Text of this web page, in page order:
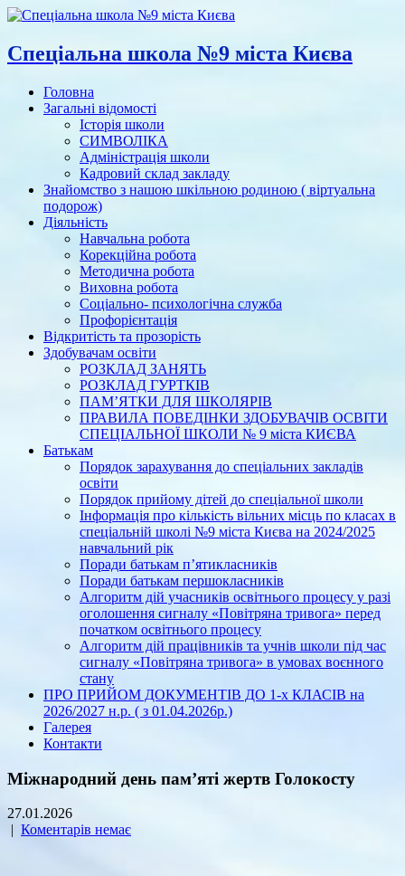
Спеціальна школа №9 міста Києва
Головна
Загальні відомості
Історія школи
СИМВОЛІКА
Адміністрація школи
Кадровий склад закладу
Знайомство з нашою шкільною родиною ( віртуальна
подорож)
Діяльність
Навчальна робота
Корекційна робота
Методична робота
Виховна робота
Соціально- психологічна служба
Профорієнтація
Відкритість та прозорість
Здобувачам освіти
РОЗКЛАД ЗАНЯТЬ
РОЗКЛАД ГУРТКІВ
ПАМ’ЯТКИ ДЛЯ ШКОЛЯРІВ
ПРАВИЛА ПОВЕДІНКИ ЗДОБУВАЧІВ ОСВІТИ
СПЕЦІАЛЬНОЇ ШКОЛИ № 9 міста КИЄВА
Батькам
Порядок зарахування до спеціальних закладів
освіти
Порядок прийому дітей до спеціальної школи
Інформація про кількість вільних місць по класах в
спеціальній школі №9 міста Києва на 2024/2025
навчальний рік
Поради батькам п’ятикласників
Поради батькам першокласників
Алгоритм дій учасників освітнього процесу у разі
оголошення сигналу «Повітряна тривога» перед
початком освітнього процесу
Алгоритм дій працівників та учнів школи під час
сигналу «Повітряна тривога» в умовах воєнного
стану
ПРО ПРИЙОМ ДОКУМЕНТІВ ДО 1-х КЛАСІВ на
2026/2027 н.р. ( з 01.04.2026р.)
Галерея
Контакти
Міжнародний день памʼяті жертв Голокосту
27.01.2026
| Коментарів немає